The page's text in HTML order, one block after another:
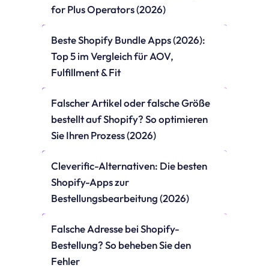
for Plus Operators (2026)
Beste Shopify Bundle Apps (2026):
Top 5 im Vergleich für AOV,
Fulfillment & Fit
Falscher Artikel oder falsche Größe
bestellt auf Shopify? So optimieren
Sie Ihren Prozess (2026)
Cleverific-Alternativen: Die besten
Shopify-Apps zur
Bestellungsbearbeitung (2026)
Falsche Adresse bei Shopify-
Bestellung? So beheben Sie den
Fehler